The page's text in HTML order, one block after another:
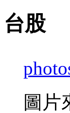
台股
圖片